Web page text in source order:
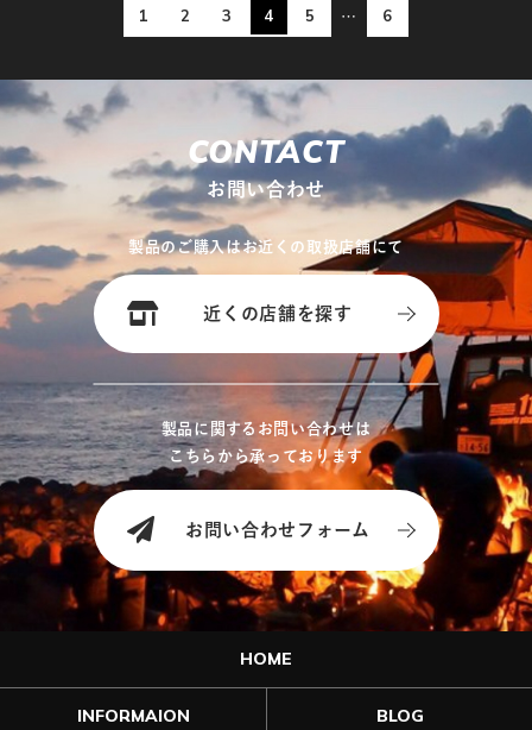
1 2 3 4 5 … 6
CONTACT
お問い合わせ
製品のご購入はお近くの取扱店舗にて
近くの店舗を探す
製品に関するお問い合わせは
こちらから承っております
お問い合わせフォーム
HOME
INFORMAION BLOG